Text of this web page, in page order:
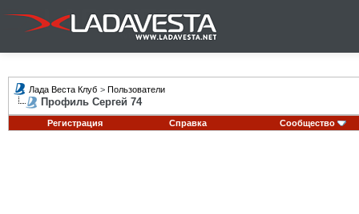
Лада Веста Клуб > Пользователи
Профиль Сергей 74
Регистрация Справка Сообщество